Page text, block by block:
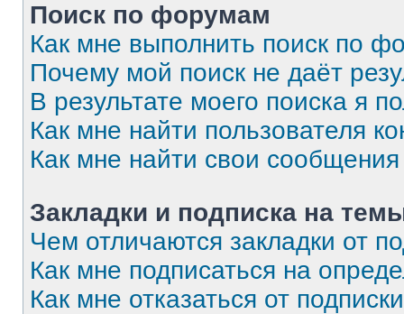
Поиск по форумам
Как мне выполнить поиск по
Почему мой поиск не даёт
В результате моего поиска я
Как мне найти пользователя
Как мне найти свои
Закладки и подписка на
Чем отличаются закладки от
Как мне подписаться на
Как мне отказаться от